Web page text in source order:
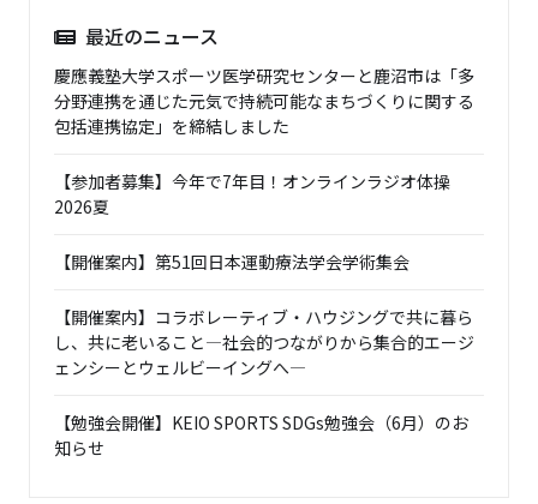
最近のニュース
慶應義塾大学スポーツ医学研究センターと鹿沼市は「多
分野連携を通じた元気で持続可能なまちづくりに関する
包括連携協定」を締結しました
【参加者募集】今年で7年目！オンラインラジオ体操
2026夏
【開催案内】第51回日本運動療法学会学術集会
【開催案内】コラボレーティブ・ハウジングで共に暮ら
し、共に老いること―社会的つながりから集合的エージ
ェンシーとウェルビーイングへ―
【勉強会開催】KEIO SPORTS SDGs勉強会（6月）のお
知らせ